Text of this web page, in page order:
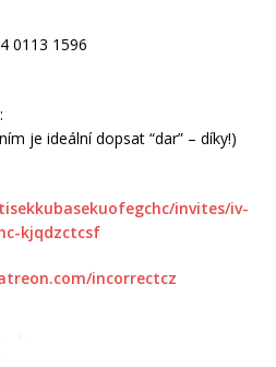
0113 1596
je ideální dopsat “dar” – díky!)
invites/iv-
kjqdzctcsf
incorrectcz